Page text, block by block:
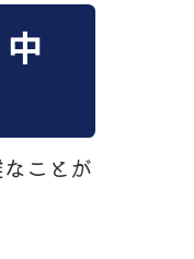
ことが